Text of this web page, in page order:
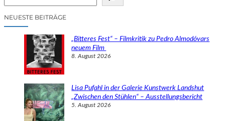
NEUESTE BEITRÄGE
„Bitteres Fest“ – Filmkritik zu Pedro Almodóvars
neuem Film
8. August 2026
Lisa Pufahl in der Galerie Kunstwerk Landshut
„Zwischen den Stühlen“ – Ausstellungsbericht
5. August 2026